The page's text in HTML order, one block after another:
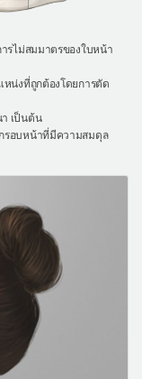
รไม่สมมาตรของใบหน้า
หน่งที่ถูกต้องโดยการตัด
เป็นต้น
รอบหน้าที่มีความสมดุล